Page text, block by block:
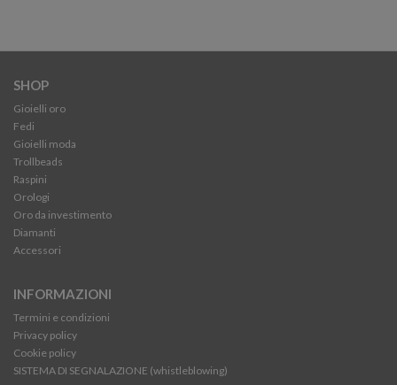
SHOP
Gioielli oro
Fedi
Gioielli moda
Trollbeads
Raspini
Orologi
Oro da investimento
Diamanti
Accessori
INFORMAZIONI
Termini e condizioni
Privacy policy
Cookie policy
SISTEMA DI SEGNALAZIONE (whistleblowing)